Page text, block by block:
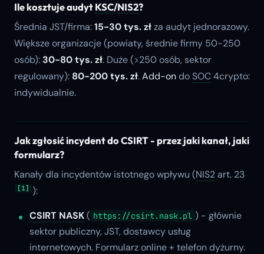
Ile kosztuje audytKSC/NIS2?
Średnia JST/firma:15-30 tys. złza audyt jednorazowy.
Większe organizacje (powiaty, średnie firmy 50-250
osób): 30-80 tys. zł. Duże (>250 osób, sektor
regulowany): 80-200 tys. zł.Add-ondoSOC4crypto:
indywidualnie.
Jak zgłosić incydent do CSIRT - przez jaki kanał, jaki
formularz?
Kanały dla incydentów istotnego wpływu (NIS2art. 23
[1] ):
CSIRT NASK( https://csirt.nask.pl ) - głównie
sektor publiczny, JST, dostawcy usług
internetowych. Formularz online + telefon dyżurny.